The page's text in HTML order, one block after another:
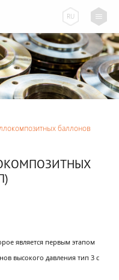
баллонов
является первым этапом
высокого давления тип 3 с
RU